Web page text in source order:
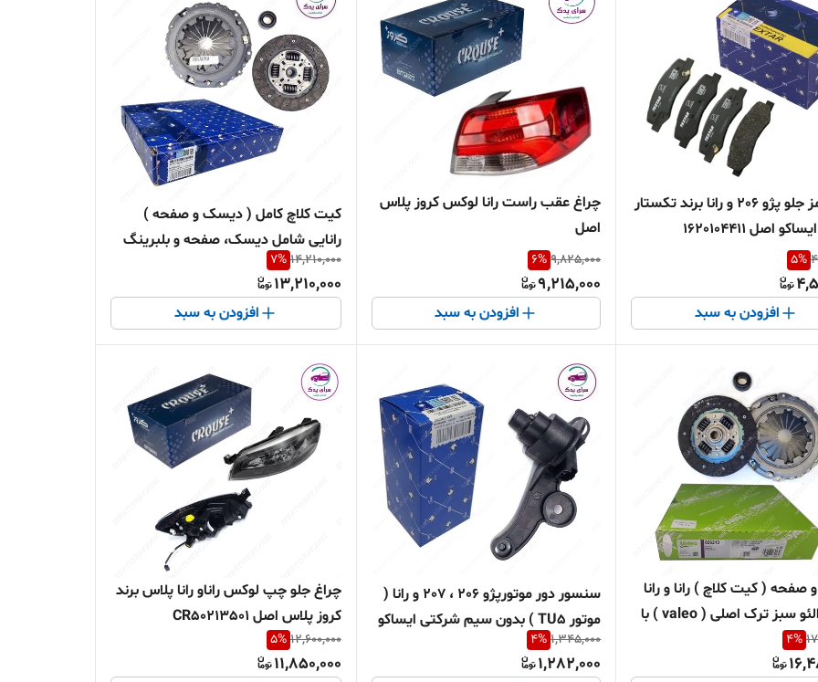
لنت ترمز جلو پژو 206 و رانا برند تکستار
اصل 1620104411
5%
افزودن به سبد
چراغ عقب راست رانا لوکس کروز پلاس
اصل
9,825,000
6%
9,215,000
افزودن به سبد
کیت کلاچ کامل ( دیسک و صفحه )
رانایی شامل دیسک، صفحه و بلبرینگ
شرکتی ایساکو اصل 0670304399
14,210,000
7%
13,210,000
افزودن به سبد
( کیت کلاچ ) رانا و رانا
پلاس والئو سبز ترک اصلی ( valeo ) با
826213
4%
سنسور دور موتورپژو 206 ، 207 و رانا (
موتور TU5 ) بدون سیم شرکتی ایساکو
اصل 0920601499
1,345,000
4%
1,282,000
چراغ جلو چپ لوکس راناو رانا پلاس برند
کروز پلاس اصل CR50213501
12,600,000
5%
11,850,000